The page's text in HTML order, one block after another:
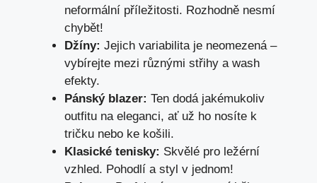
neformální příležitosti. Rozhodně nesmí
chybět!
Džíny: Jejich variabilita je neomezená –
vybírejte mezi různými střihy a wash
efekty.
Pánský blazer: Ten dodá jakémukoliv
outfitu na eleganci, ať už ho nosíte k
tričku nebo ke košili.
Klasické tenisky: Skvělé pro ležérní
vzhled. Pohodlí a styl v jednom!